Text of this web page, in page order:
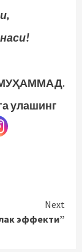
улашинг
Next
эффекти”